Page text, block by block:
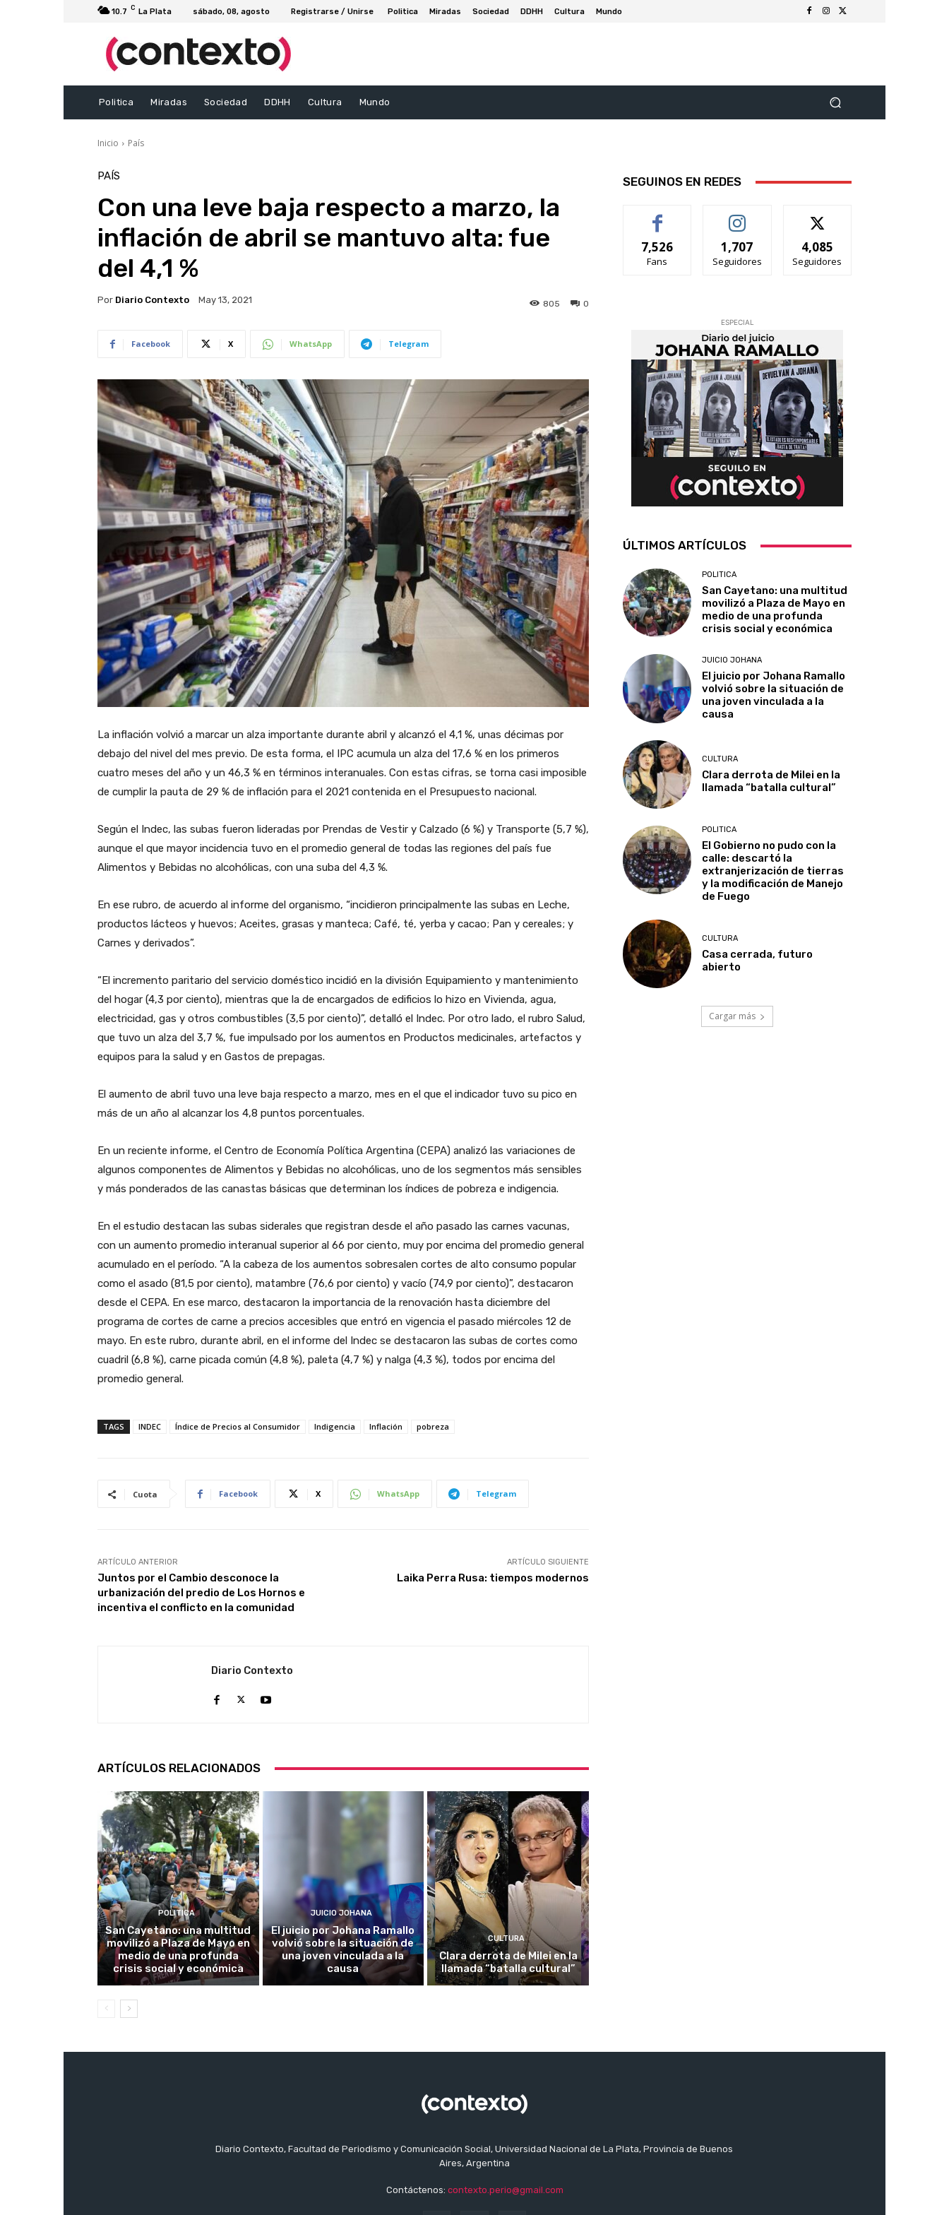
10.7 C La Plata sábado, 08, agosto Registrarse / Unirse Politica Miradas Sociedad DDHH Cultura Mundo
Politica Miradas Sociedad DDHH Cultura Mundo
Inicio País
PAÍS
Con una leve baja respecto a marzo, la
inflación de abril se mantuvo alta: fue
del 4,1 %
Por Diario Contexto May 13, 2021 0
805
Facebook X WhatsApp Telegram
La inflación volvió a marcar un alza importante durante abril y alcanzó el 4,1 %, unas décimas por
debajo del nivel del mes previo. De esta forma, el IPC acumula un alza del 17,6 % en los primeros
cuatro meses del año y un 46,3 % en términos interanuales. Con estas cifras, se torna casi imposible
de cumplir la pauta de 29 % de inflación para el 2021 contenida en el Presupuesto nacional.
Según el Indec, las subas fueron lideradas por Prendas de Vestir y Calzado (6 %) y Transporte (5,7 %),
aunque el que mayor incidencia tuvo en el promedio general de todas las regiones del país fue
Alimentos y Bebidas no alcohólicas, con una suba del 4,3 %.
En ese rubro, de acuerdo al informe del organismo, “incidieron principalmente las subas en Leche,
productos lácteos y huevos; Aceites, grasas y manteca; Café, té, yerba y cacao; Pan y cereales; y
Carnes y derivados”.
“El incremento paritario del servicio doméstico incidió en la división Equipamiento y mantenimiento
del hogar (4,3 por ciento), mientras que la de encargados de edificios lo hizo en Vivienda, agua,
electricidad, gas y otros combustibles (3,5 por ciento)”, detalló el Indec. Por otro lado, el rubro Salud,
que tuvo un alza del 3,7 %, fue impulsado por los aumentos en Productos medicinales, artefactos y
equipos para la salud y en Gastos de prepagas.
El aumento de abril tuvo una leve baja respecto a marzo, mes en el que el indicador tuvo su pico en
más de un año al alcanzar los 4,8 puntos porcentuales.
En un reciente informe, el Centro de Economía Política Argentina (CEPA) analizó las variaciones de
algunos componentes de Alimentos y Bebidas no alcohólicas, uno de los segmentos más sensibles
y más ponderados de las canastas básicas que determinan los índices de pobreza e indigencia.
En el estudio destacan las subas siderales que registran desde el año pasado las carnes vacunas,
con un aumento promedio interanual superior al 66 por ciento, muy por encima del promedio general
acumulado en el período. “A la cabeza de los aumentos sobresalen cortes de alto consumo popular
como el asado (81,5 por ciento), matambre (76,6 por ciento) y vacío (74,9 por ciento)”, destacaron
desde el CEPA. En ese marco, destacaron la importancia de la renovación hasta diciembre del
programa de cortes de carne a precios accesibles que entró en vigencia el pasado miércoles 12 de
mayo. En este rubro, durante abril, en el informe del Indec se destacaron las subas de cortes como
cuadril (6,8 %), carne picada común (4,8 %), paleta (4,7 %) y nalga (4,3 %), todos por encima del
promedio general.
TAGS INDEC Índice de Precios al Consumidor Indigencia Inflación pobreza
Cuota Facebook X WhatsApp Telegram
ARTÍCULO ANTERIOR
Juntos por el Cambio desconoce la
urbanización del predio de Los Hornos e
incentiva el conflicto en la comunidad
ARTÍCULO SIGUIENTE
Laika Perra Rusa: tiempos modernos
Diario Contexto
ARTÍCULOS RELACIONADOS
POLITICA
San Cayetano: una multitud
movilizó a Plaza de Mayo en
medio de una profunda
crisis social y económica
JUICIO JOHANA
El juicio por Johana Ramallo
volvió sobre la situación de
una joven vinculada a la
causa
CULTURA
Clara derrota de Milei en la
llamada “batalla cultural”
SEGUINOS EN REDES
7,526
Fans
1,707
Seguidores
4,085
Seguidores
ESPECIAL
ÚLTIMOS ARTÍCULOS
POLITICA
San Cayetano: una multitud
movilizó a Plaza de Mayo en
medio de una profunda
crisis social y económica
JUICIO JOHANA
El juicio por Johana Ramallo
volvió sobre la situación de
una joven vinculada a la
causa
CULTURA
Clara derrota de Milei en la
llamada “batalla cultural”
POLITICA
El Gobierno no pudo con la
calle: descartó la
extranjerización de tierras
y la modificación de Manejo
de Fuego
CULTURA
Casa cerrada, futuro
abierto
Cargar más
Diario Contexto, Facultad de Periodismo y Comunicación Social, Universidad Nacional de La Plata, Provincia de Buenos
Aires, Argentina
Contáctenos: contexto.perio@gmail.com